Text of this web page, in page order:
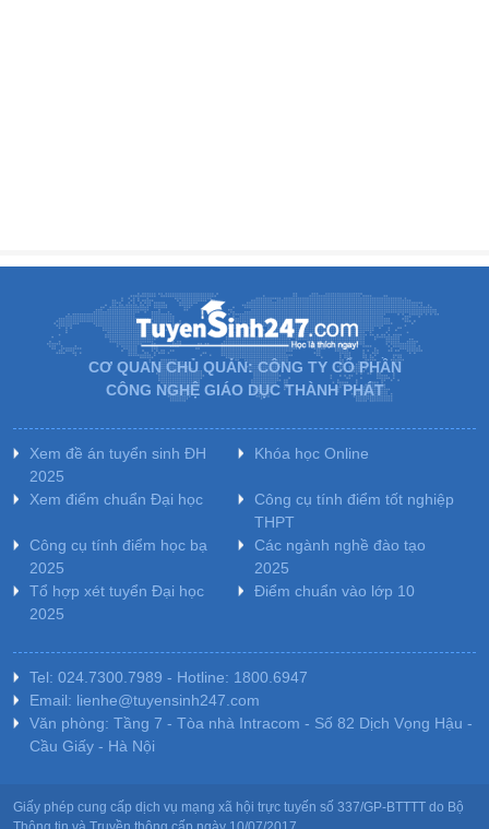
CƠ QUAN CHỦ QUẢN: CÔNG TY CỔ PHẦN
CÔNG NGHỆ GIÁO DỤC THÀNH PHÁT
Xem đề án tuyển sinh ĐH
2025
Khóa học Online
Xem điểm chuẩn Đại học
Công cụ tính điểm tốt nghiệp
THPT
Công cụ tính điểm học bạ
2025
Các ngành nghề đào tạo
2025
Tổ hợp xét tuyển Đại học
2025
Điểm chuẩn vào lớp 10
Tel: 024.7300.7989 - Hotline: 1800.6947
Email: lienhe@tuyensinh247.com
Văn phòng: Tầng 7 - Tòa nhà Intracom - Số 82 Dịch Vọng Hậu -
Cầu Giấy - Hà Nội
Giấy phép cung cấp dịch vụ mạng xã hội trực tuyến số 337/GP-BTTTT do Bộ